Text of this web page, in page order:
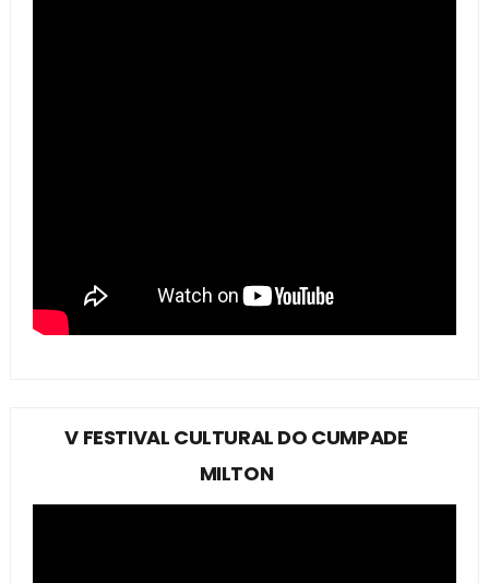
V FESTIVAL CULTURAL DO CUMPADE
MILTON